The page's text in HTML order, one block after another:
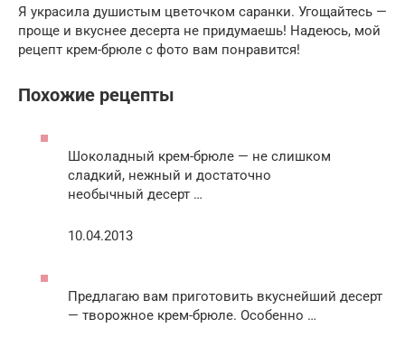
Я украсила душистым цветочком саранки. Угощайтесь —
проще и вкуснее десерта не придумаешь! Надеюсь, мой
рецепт крем-брюле с фото вам понравится!
Похожие рецепты
Шоколадный крем-брюле — не слишком
сладкий, нежный и достаточно
необычный десерт …
10.04.2013
Предлагаю вам приготовить вкуснейший десерт
— творожное крем-брюле. Особенно …